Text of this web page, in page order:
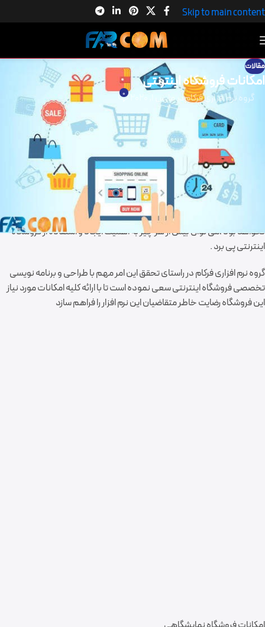
Skip to main content
مقالات
امکانات فروشگاه اینترنتی
گروه نرم افزاری فرکامدر مارس 1, 2020 0
امکانات فروشگاه اینترنتی
فروشگاه اینترنتیبرای موفقیت و کارآمدی می بابست علاوه بر امکانات
و قابلیت های فروشگاه فیزیکی ، قابلیت ها و امکانات مناسب فضای مجازی را
نیز در خود بگنجاند .
با توجه به اهمیت ایجاد کسب و کار در فضای اینترنتی و همچنین جمله
معروف بیل گیتس که می گوید اگر کسب و کار شما در اینترنت نباشد در بازار هم
نخواهد بود ،می توان بیش از هر چیز به اهمیت ایجاد و استفاده از فروشگاه
اینترنتی پی برد .
گروه نرم افزاری فرکام در راستای تحقق این امر مهم با طراحی و برنامه نویسی
تخصصی فروشگاه اینترنتی سعی نموده است تا با ارائه کلیه امکانات مورد نیاز
این فروشگاه رضایت خاطر متقاضیان این نرم افزار را فراهم سازد